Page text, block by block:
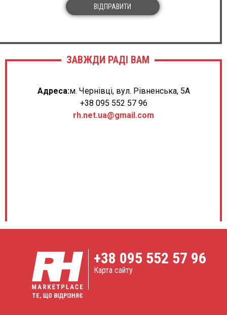
ВІДПРАВИТИ
ЗАВЖДИ РАДІ ВАМ
Адреса:м. Чернівці, вул. Рівненська, 5А
+38 095 552 57 96
rh.net.ua@gmail.com
ТЕ, ЩО ВІДРІЗНЯЄ
+38 095 552 57 96
Карта сайту